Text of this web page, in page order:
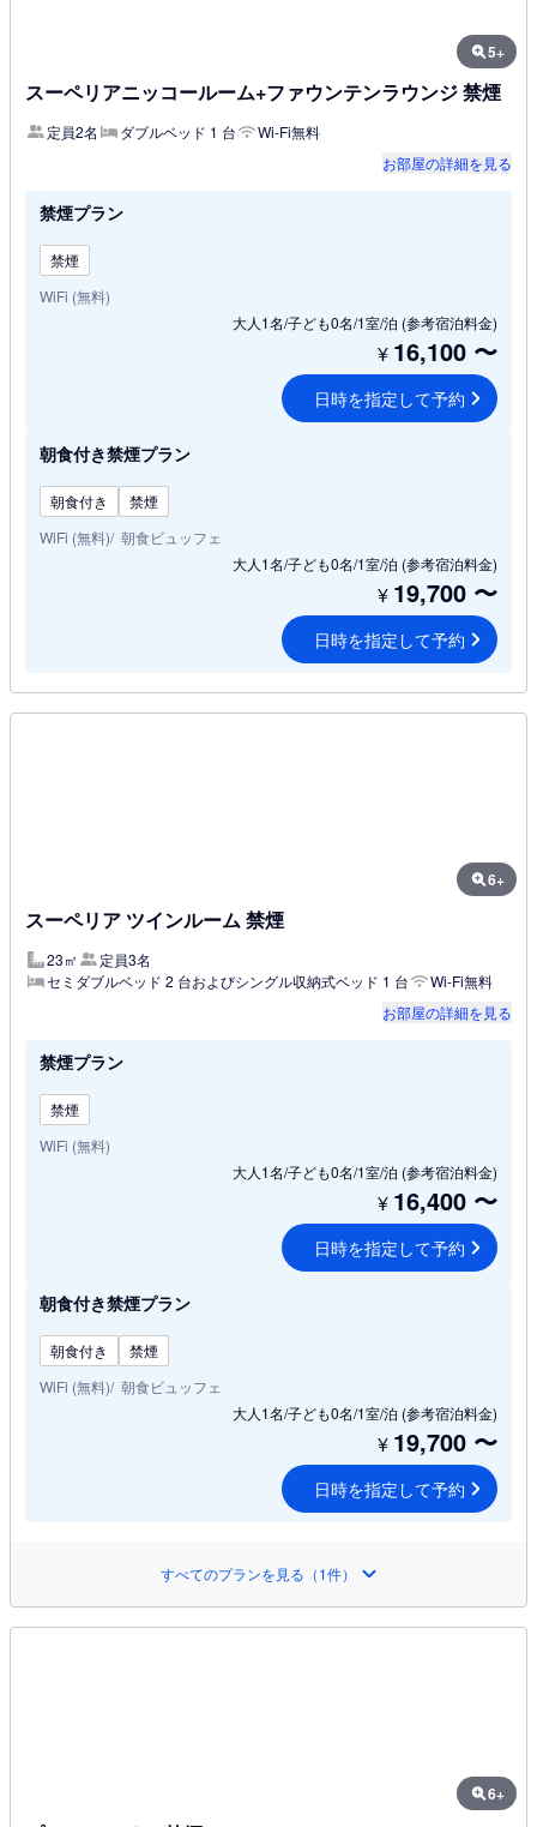
5+
スーペリアニッコールーム+ファウンテンラウンジ 禁煙
定員2名 ダブルベッド 1 台
Wi-Fi無料
お部屋の詳細を見る
禁煙プラン
禁煙
WiFi (無料)
大人1名/子ども0名/1室/泊 (参考宿泊料金)
¥ 16,100 〜
日時を指定して予約
朝食付き禁煙プラン
朝食付き
禁煙
WiFi (無料) 朝食ビュッフェ
大人1名/子ども0名/1室/泊 (参考宿泊料金)
¥ 19,700 〜
日時を指定して予約
6+
スーペリア ツインルーム 禁煙
23㎡
定員3名
セミダブルベッド 2 台およびシングル収納式ベッド 1 台
Wi-Fi無料
お部屋の詳細を見る
禁煙プラン
禁煙
WiFi (無料)
大人1名/子ども0名/1室/泊 (参考宿泊料金)
¥ 16,400 〜
日時を指定して予約
朝食付き禁煙プラン
朝食付き
禁煙
WiFi (無料) 朝食ビュッフェ
大人1名/子ども0名/1室/泊 (参考宿泊料金)
¥ 19,700 〜
日時を指定して予約
すべてのプランを見る（1件）
6+